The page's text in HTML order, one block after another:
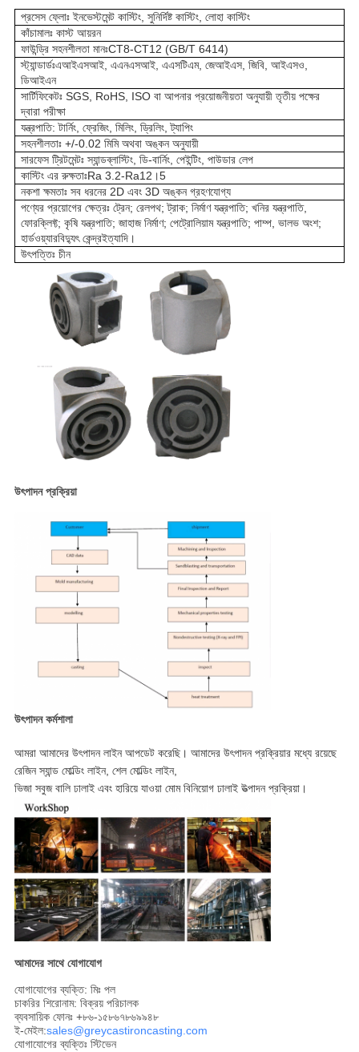
প্রসেস ফ্লোঃ ইনভেস্টমেন্ট কাস্টিং, সুনির্দিষ্ট কাস্টিং, লোহা কাস্টিং
কাঁচামালঃ কাস্ট আয়রন
ফাউন্ড্রি সহনশীলতা মানঃCT8-CT12 (GB/T 6414)
স্ট্যান্ডার্ডঃএআইএসআই, এএনএসআই, এএসটিএম, জেআইএস, জিবি, আইএসও,
ডিআইএন
সার্টিফিকেটঃ SGS, RoHS, ISO বা আপনার প্রয়োজনীয়তা অনুযায়ী তৃতীয় পক্ষের
দ্বারা পরীক্ষা
যন্ত্রপাতি: টার্নিং, ফ্রেজিং, মিলিং, ড্রিলিং, ট্যাপিং
সহনশীলতাঃ +/-0.02 মিমি অথবা অঙ্কন অনুযায়ী
সারফেস ট্রিটমেন্টঃ স্যান্ডব্লাস্টিং, ডি-বার্নিং, পেইন্টিং, পাউডার লেপ
কাস্টিং এর রুক্ষতাঃRa 3.2-Ra12।5
নকশা ক্ষমতাঃ সব ধরনের 2D এবং 3D অঙ্কন গ্রহণযোগ্য
পণ্যের প্রয়োগের ক্ষেত্রঃ ট্রেন; রেলপথ; ট্রাক; নির্মাণ যন্ত্রপাতি; খনির যন্ত্রপাতি,
ফোরক্লিফ্ট; কৃষি যন্ত্রপাতি; জাহাজ নির্মাণ; পেট্রোলিয়াম যন্ত্রপাতি; পাম্প, ভালভ অংশ;
হার্ডওয়্যারবিদ্যুৎ কেন্দ্রইত্যাদি।
উৎপত্তিঃ চীন
উৎপাদন প্রক্রিয়া
উৎপাদন কর্মশালা
আমরা আমাদের উৎপাদন লাইন আপডেট করেছি। আমাদের উৎপাদন প্রক্রিয়ার মধ্যে রয়েছে
রেজিন স্যান্ড মোল্ডিং লাইন, শেল মোল্ডিং লাইন,
ভিজা সবুজ বালি ঢালাই এবং হারিয়ে যাওয়া মোম বিনিয়োগ ঢালাই উত্পাদন প্রক্রিয়া।
আমাদের সাথে যোগাযোগ
যোগাযোগের ব্যক্তি: মিঃ পল
চাকরির শিরোনাম: বিক্রয় পরিচালক
ব্যবসায়িক ফোনঃ +৮৬-১৫৮৬৭৮৬৯৯৪৮
ই-মেইল:sales@greycastironcasting.com
যোগাযোগের ব্যক্তিঃ স্টিভেন